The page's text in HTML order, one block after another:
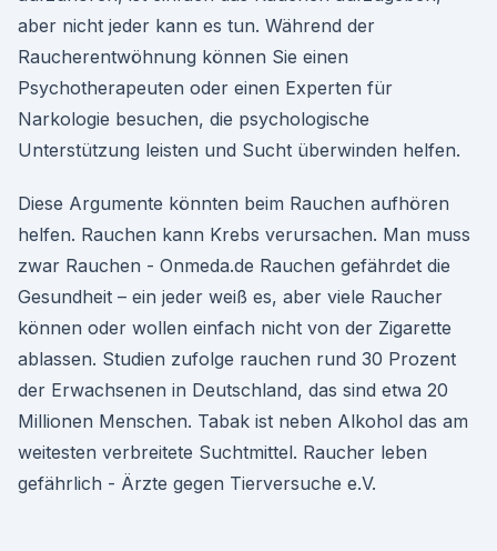
aber nicht jeder kann es tun. Während der
Raucherentwöhnung können Sie einen
Psychotherapeuten oder einen Experten für
Narkologie besuchen, die psychologische
Unterstützung leisten und Sucht überwinden helfen.
Diese Argumente könnten beim Rauchen aufhören
helfen. Rauchen kann Krebs verursachen. Man muss
zwar Rauchen - Onmeda.de Rauchen gefährdet die
Gesundheit – ein jeder weiß es, aber viele Raucher
können oder wollen einfach nicht von der Zigarette
ablassen. Studien zufolge rauchen rund 30 Prozent
der Erwachsenen in Deutschland, das sind etwa 20
Millionen Menschen. Tabak ist neben Alkohol das am
weitesten verbreitete Suchtmittel. Raucher leben
gefährlich - Ärzte gegen Tierversuche e.V.